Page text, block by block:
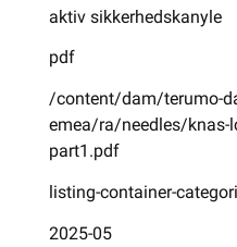
aktiv sikkerhedskanyle
pdf
/content/dam/terumo-
emea/ra/needles/knas-
part1.pdf
listing-container-
2025-05